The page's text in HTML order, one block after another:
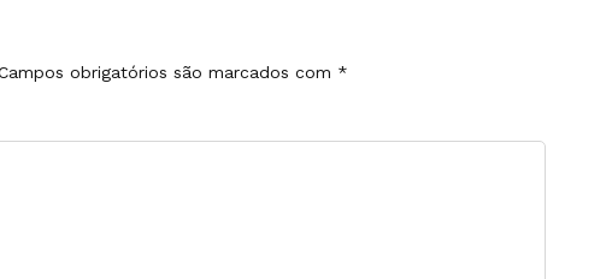
obrigatórios são marcados com *